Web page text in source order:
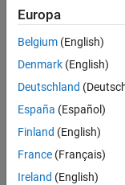
Examples
Plot a Discrete
As for all discrete
shows the
x = 0:10;
y =
figure;
Europa
Belgium (English)
Denmark (English)
Deutschland
España (Español)
Finland (English)
France (Français)
Ireland (English)